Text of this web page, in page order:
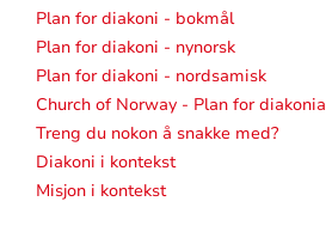
Plan for diakoni - bokmål
Plan for diakoni - nynorsk
Plan for diakoni - nordsamisk
Church of Norway - Plan for diakonia
Treng du nokon å snakke med?
Diakoni i kontekst
Misjon i kontekst